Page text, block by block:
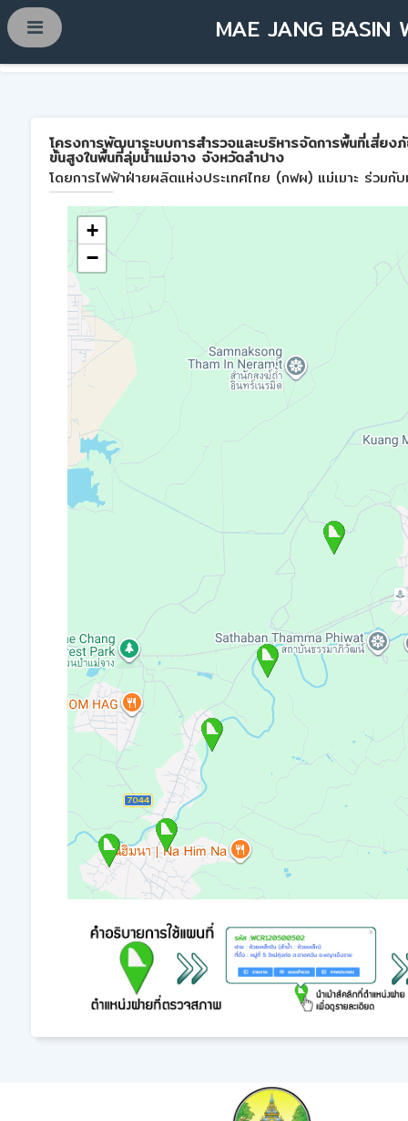
MAE JANG BASIN
โครงการพัฒนาระบบการสำรวจและบริหารจัดการพื้นที่เสี่ย
ขั้นสูงในพื้นที่ลุ่มน้ำแม่จาง จังหวัดลำปาง
โดยการไฟฟ้าฝ่ายผลิตแห่งประเทศไทย (กฟผ) แม่เมาะ ร่วมกั
+
−